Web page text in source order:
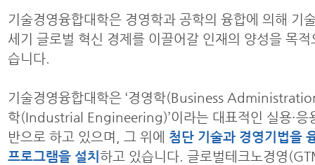
기술경영융합대학은 경영학과 공학의 융합에 의해 기
세기 글로벌 혁신 경제를 이끌어갈 인재의 양성을 목
습니다.
기술경영융합대학은 ‘경영학(Business
학(Industrial Engineering)’이라는 대표적인 실용·응
반으로 하고 있으며, 그 위에 첨단 기술과 경영기법을
프로그램을 설치 하고 있습니다. 글로벌테크노경영